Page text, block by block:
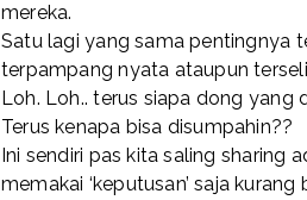
mereka.
Satu lagi yang sama pentingnya
terpampang nyata ataupun
Loh. Loh.. terus siapa dong yang
Terus kenapa bisa disumpahin??
Ini sendiri pas kita saling sharing
memakai ‘keputusan’ saja